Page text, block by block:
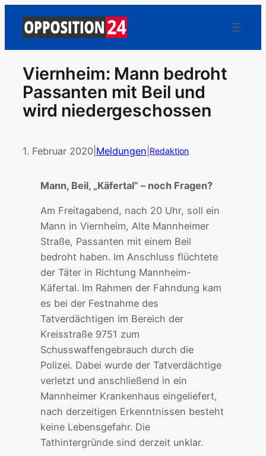
Viernheim: Mann bedroht
Passanten mit Beil und
wird niedergeschossen
1. Februar 2020 Meldungen Redaktion
Mann, Beil, „Käfertal“ – noch Fragen?
Am Freitagabend, nach 20 Uhr, soll ein
Mann in Viernheim, Alte Mannheimer
Straße, Passanten mit einem Beil
bedroht haben. Im Anschluss flüchtete
der Täter in Richtung Mannheim-
Käfertal. Im Rahmen der Fahndung kam
es bei der Festnahme des
Tatverdächtigen im Bereich der
Kreisstraße 9751 zum
Schusswaffengebrauch durch die
Polizei. Dabei wurde der Tatverdächtige
verletzt und anschließend in ein
Mannheimer Krankenhaus eingeliefert,
nach derzeitigen Erkenntnissen besteht
keine Lebensgefahr. Die
Tathintergründe sind derzeit unklar.